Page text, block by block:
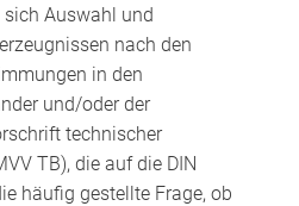
Auswahl und
nach den
in den
und/oder der
technischer
TB), die auf die DIN
häufig gestellte Frage, ob